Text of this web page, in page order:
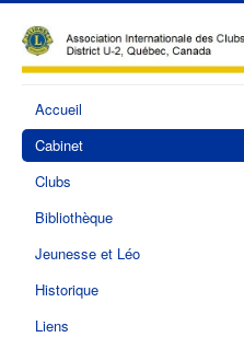
Accueil
Cabinet
Clubs
Bibliothèque
Jeunesse et Léo
Historique
Liens